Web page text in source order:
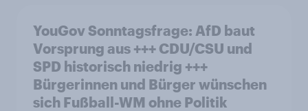
YouGov Sonntagsfrage: AfD baut
Vorsprung aus +++ CDU/CSU und
SPD historisch niedrig +++
Bürgerinnen und Bürger wünschen
sich Fußball-WM ohne Politik